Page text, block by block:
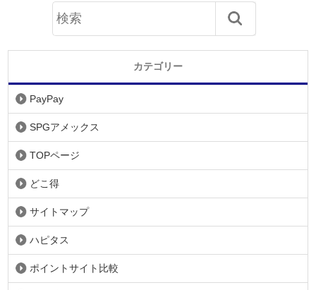
カテゴリー
PayPay
SPGアメックス
TOPページ
どこ得
サイトマップ
ハピタス
ポイントサイト比較